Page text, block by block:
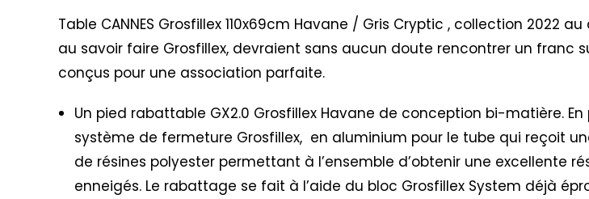
Table CANNES Grosfillex 110x69cm Havane / Gris Cryptic , collection
au savoir faire Grosfillex, devraient sans aucun doute rencontrer un franc
conçus pour une association parfaite.
Un pied rabattable GX2.0 Grosfillex Havane de conception bi-matière.
système de fermeture Grosfillex, en aluminium pour le tube qui reçoit
de résines polyester permettant à l’ensemble d’obtenir une excellente
enneigés. Le rabattage se fait à l’aide du bloc Grosfillex System déjà